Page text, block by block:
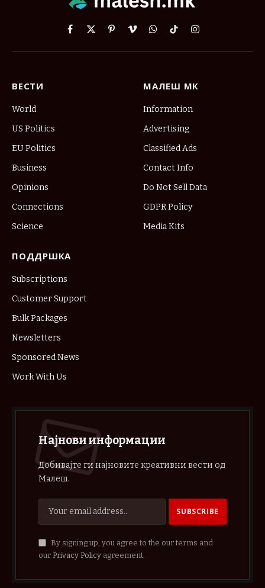
Facebook
X
PinterestVimeoWhatsApp
TikTokInstagram
ВЕСТИ
World
US Politics
EU Politics
Business
Opinions
Connections
Science
МАЛЕШ МК
Information
Advertising
Classified Ads
Contact Info
Do Not Sell Data
GDPR Policy
Media Kits
ПОДДРШКА
Subscriptions
Customer Support
Bulk Packages
Newsletters
Sponsored News
Work With Us
Најнови информации
Добивајте ги најновите креативни вести од
Малеш.
By signing up, you agree to the our terms and
our Privacy Policyagreement.